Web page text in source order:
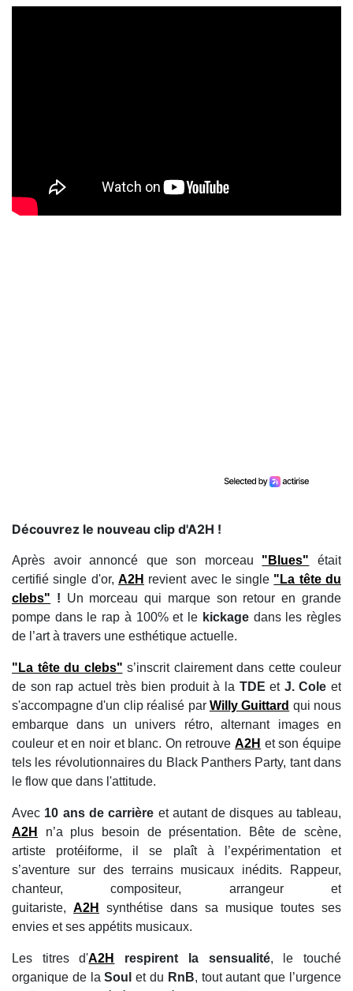
Découvrez le nouveau clip d'A2H !
Après avoir annoncé que son morceau "Blues" était
certifié single d'or, A2H revient avec le single "La tête du
clebs" ! Un morceau qui marque son retour en grande
pompe dans le rap à 100% et le kickagedans les règles
de l’art à travers une esthétique actuelle.
"La tête du clebs" s’inscrit clairement dans cette couleur
de son rap actuel très bien produit à la TDE et J. Cole et
s'accompagne d'un clip réalisé par Willy Guittard qui nous
embarque dans un univers rétro, alternant images en
couleur et en noir et blanc. On retrouveA2H et son équipe
tels les révolutionnaires du Black Panthers Party, tant dans
le flow que dans l'attitude.
Avec 10 ans de carrière et autant de disques au tableau,
A2H
n’a plus besoin de présentation. Bête de scène,
artiste protéiforme, il se plaît à l’expérimentation et
s’aventure sur des terrains musicaux inédits. Rappeur,
chanteur, compositeur, arrangeur et
guitariste, A2H
synthétise dans sa musique toutes ses
envies et ses appétits musicaux.
Les titres d'A2H respirent la sensualité, le touché
organique de laSoul et du RnB, tout autant que l’urgence